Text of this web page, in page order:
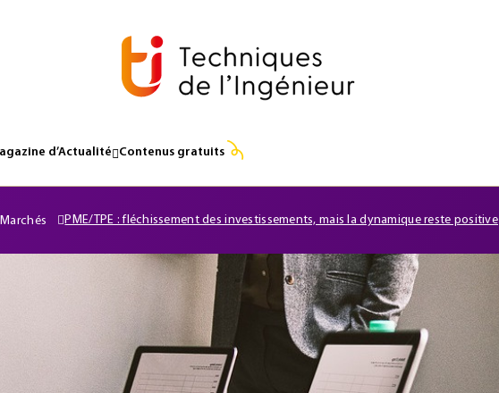
d’Actualité Contenus gratuits
PME/TPE : fléchissement des investissements, mais la dynamique reste positive